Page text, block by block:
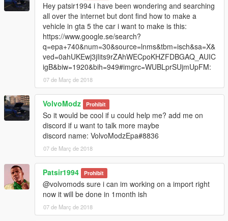
Hey patsir1994 i have been wondering and searching
all over the internet but dont find how to make a
vehicle in gta 5 the car i want to make is this:
https://www.google.se/search?
q=epa+740&num=30&source=lnms&tbm=isch&sa=X&
ved=0ahUKEwj3jIits9rZAhWECpoKHZFDBGAQ_AUIC
igB&biw=1920&bih=949#imgrc=WUBLprSUjmUpFM:
07 de Març de 2018
VolvoModz Prohibit
So it would be cool if u could help me? add me on
discord if u want to talk more maybe
discord name: VolvoModzEpa#8836
07 de Març de 2018
Patsir1994 Prohibit
@volvomods sure i can im working on a import right
now it will be done in 1month ish
07 de Març de 2018